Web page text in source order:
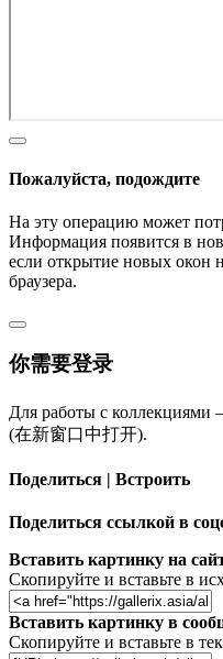
Пожалуйста, подождите
На эту операцию может
Информация появится в
если открытие новых окон
браузера.
你需要登录
Для работы с коллекциями
(在新窗口中打开).
Поделиться | Встроить
Поделиться ссылкой в
Вставить картинку на
Скопируйте и вставьте в
Вставить картинку в
Скопируйте и вставьте в